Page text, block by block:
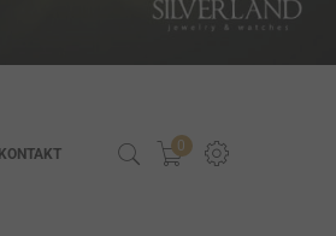
KONTAKT 0